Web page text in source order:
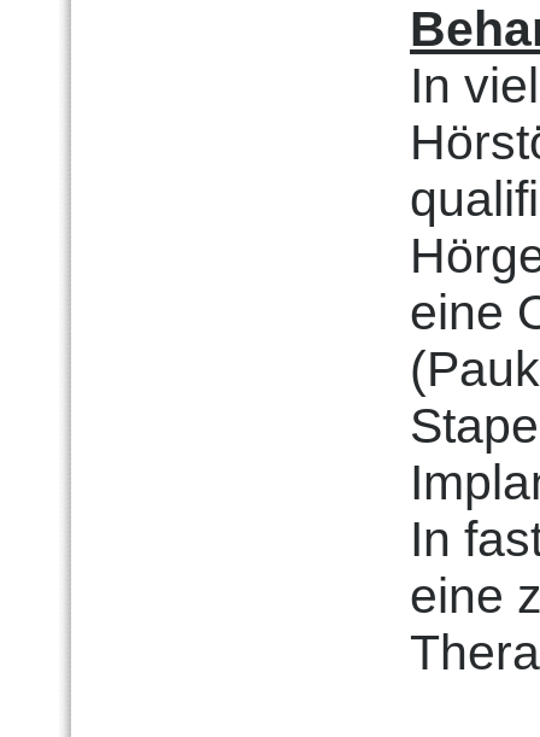
In
eine
In
eine